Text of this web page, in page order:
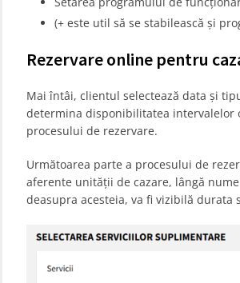
(+ este util să se stabilească și
Rezervare online pentru
Mai întâi, clientul selectează data și
determina disponibilitatea intervalelor
procesului de rezervare.
Următoarea parte a procesului de
aferente unității de cazare, lângă
deasupra acesteia, va fi vizibilă durata